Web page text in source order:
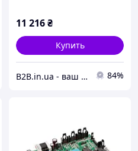
11 216₴
Купить
B2B.in.ua - ваш наджный партнер 84%